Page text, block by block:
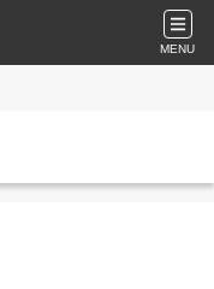
MENU